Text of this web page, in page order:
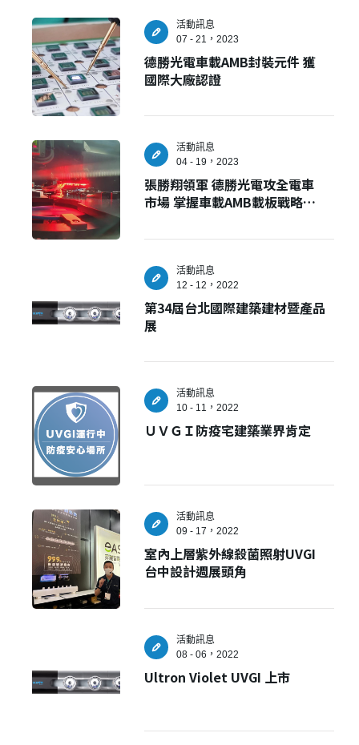
建立專屬帳號
只要再完成幾個步驟，即可完成帳號的註冊程序，
活動訊息
07 - 21，2023
德勝光電車載AMB封裝元件 獲
國際大廠認證
活動訊息
04 - 19，2023
張勝翔領軍 德勝光電攻全電車
市場 掌握車載AMB載板戰略需
活動訊息
12 - 12，2022
第34屆台北國際建築建材暨產品
展
活動訊息
10 - 11，2022
ＵＶＧＩ防疫宅建築業界肯定
活動訊息
09 - 17，2022
室內上層紫外線殺菌照射UVGI
台中設計週展頭角
活動訊息
08 - 06，2022
Ultron Violet UVGI 上市